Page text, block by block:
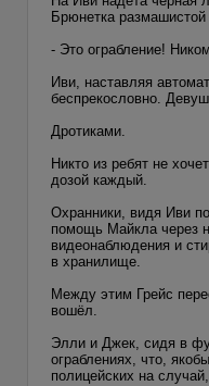
Брюнетка
- Это ограбление!
Иви, наставляя
беспрекословно.
Дротиками.
Никто из ребят не
дозой каждый.
Охранники, видя Иви
помощь Майкла через
видеонаблюдения и
в хранилище.
Между этим Грейс
вошёл.
Элли и Джек, сидя в
ограблениях, что,
полицейских на